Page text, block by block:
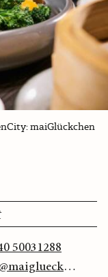
maiGlückchen
50031288
info@maiglueckchen.de